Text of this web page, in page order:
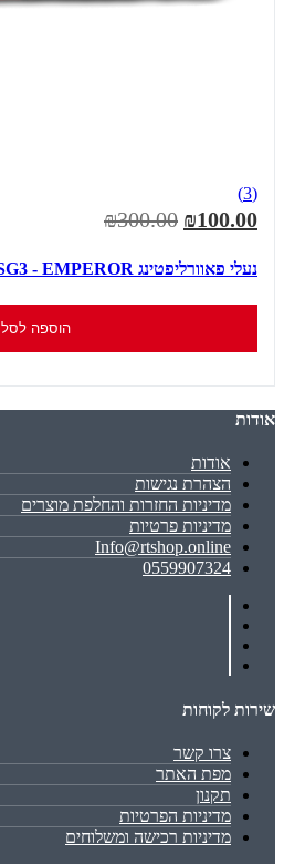
(3)
₪100.00
₪300.00
נעלי פאוורליפטינג NOTORIOUS LIFT SSG3 - EMPEROR
הוספה לסל
אודות
אודות
הצהרת נגישות
מדיניות החזרות והחלפת מוצרים
מדיניות פרטיות
Info@rtshop.online
0559907324
שירות לקוחות
צרו קשר
מפת האתר
תקנון
מדיניות הפרטיות
מדיניות רכישה ומשלוחים